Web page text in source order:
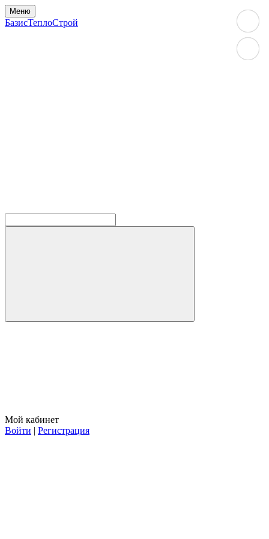
Меню
БазисТеплоСтрой
Мой кабинет
Войти | Регистрация